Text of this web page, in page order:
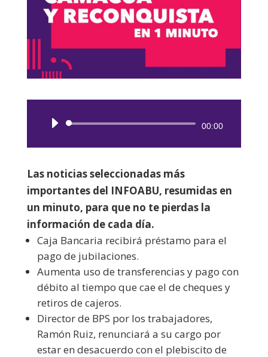
Reproductor
00:00
Las noticias seleccionadas más
importantes del INFOABU, resumidas en
un minuto, para que no te pierdas la
información de cada día.
Caja Bancaria recibirá préstamo para el
pago de jubilaciones.
Aumenta uso de transferencias y pago con
débito al tiempo que cae el de cheques y
retiros de cajeros.
Director de BPS por los trabajadores,
Ramón Ruiz, renunciará a su cargo por
estar en desacuerdo con el plebiscito de